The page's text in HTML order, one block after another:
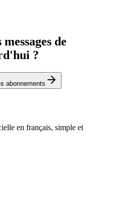
de
?
abonnements
en français, simple et